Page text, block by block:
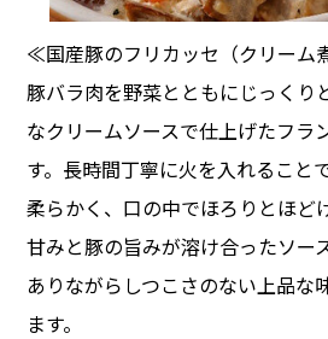
≪国産豚のフリカッセ（クリーム
豚バラ肉を野菜とともにじっくり
なクリームソースで仕上げたフラ
す。長時間丁寧に火を入れること
柔らかく、口の中でほろりとほど
甘みと豚の旨みが溶け合ったソー
ありながらしつこさのない上品な
ます。